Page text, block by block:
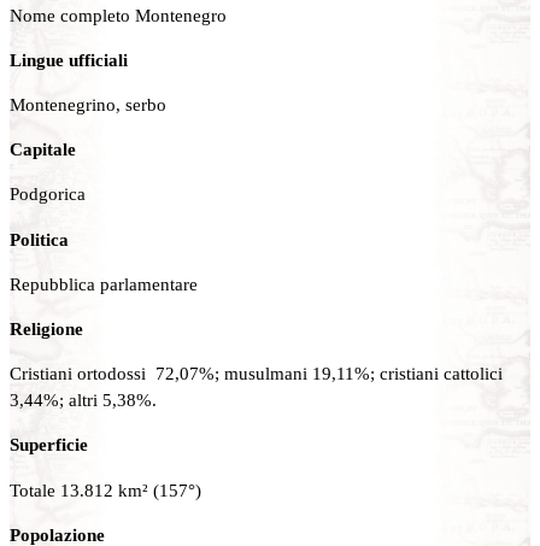
Nome completo Montenegro
Lingue ufficiali
Montenegrino, serbo
Capitale
Podgorica
Politica
Repubblica parlamentare
Religione
Cristiani ortodossi 72,07%; musulmani 19,11%; cristiani cattolici
3,44%; altri 5,38%.
Superficie
Totale 13.812 km² (157°)
Popolazione